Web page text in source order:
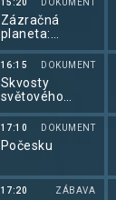
15:20 DOKUMENT
Zázračná
planeta:
Psovité šelmy
v divočině (1/3)
16:15 DOKUMENT
Skvosty
světového
stavitelství
17:10 DOKUMENT
Počesku
17:20 ZÁBAVA